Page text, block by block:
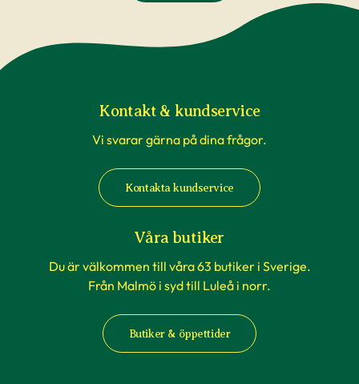
Kontakt & kundservice
Vi svarar gärna på dina frågor.
Kontakta kundservice
Våra butiker
Du är välkommen till våra 63 butiker i Sverige.
Från Malmö i syd till Luleå i norr.
Butiker & öppettider